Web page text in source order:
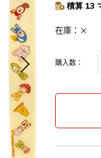
積算 13
在庫 ×
購入数：